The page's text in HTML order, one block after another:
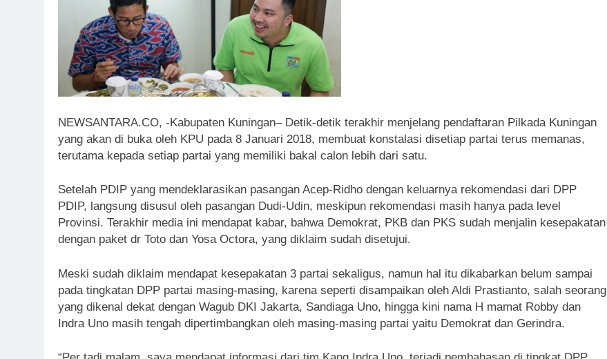
NEWSANTARA.CO, -Kabupaten Kuningan– Detik-detik terakhir menjelang pendaftaran Pilkada Kuningan
yang akan di buka oleh KPU pada 8 Januari 2018, membuat konstalasi disetiap partai terus memanas,
terutama kepada setiap partai yang memiliki bakal calon lebih dari satu.
Setelah PDIP yang mendeklarasikan pasangan Acep-Ridho dengan keluarnya rekomendasi dari DPP
PDIP, langsung disusul oleh pasangan Dudi-Udin, meskipun rekomendasi masih hanya pada level
Provinsi. Terakhir media ini mendapat kabar, bahwa Demokrat, PKB dan PKS sudah menjalin kesepakatan
dengan paket dr Toto dan Yosa Octora, yang diklaim sudah disetujui.
Meski sudah diklaim mendapat kesepakatan 3 partai sekaligus, namun hal itu dikabarkan belum sampai
pada tingkatan DPP partai masing-masing, karena seperti disampaikan oleh Aldi Prastianto, salah seorang
yang dikenal dekat dengan Wagub DKI Jakarta, Sandiaga Uno, hingga kini nama H mamat Robby dan
Indra Uno masih tengah dipertimbangkan oleh masing-masing partai yaitu Demokrat dan Gerindra.